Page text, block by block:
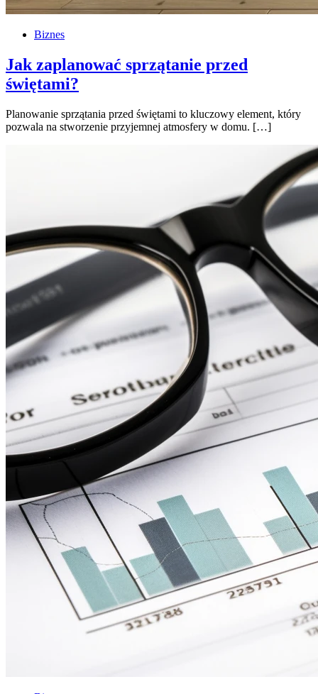
Biznes
Jak zaplanować sprzątanie przed
świętami?
Planowanie sprzątania przed świętami to kluczowy element, który
pozwala na stworzenie przyjemnej atmosfery w domu. […]